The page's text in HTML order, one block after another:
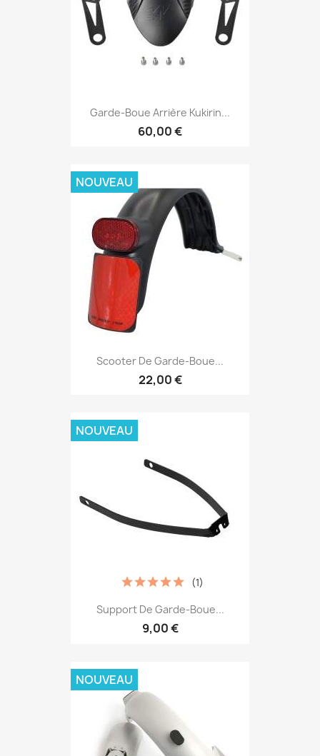
Garde-Boue Arrière Kukirin...
60,00 €
Scooter De Garde-Boue...
22,00 €
NOUVEAU
Support De Garde-Boue...
9,00 €
(1)
NOUVEAU
NOUVEAU